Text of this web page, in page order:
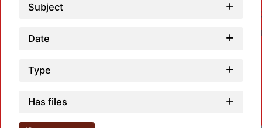
Subject
Date
Type
Has files